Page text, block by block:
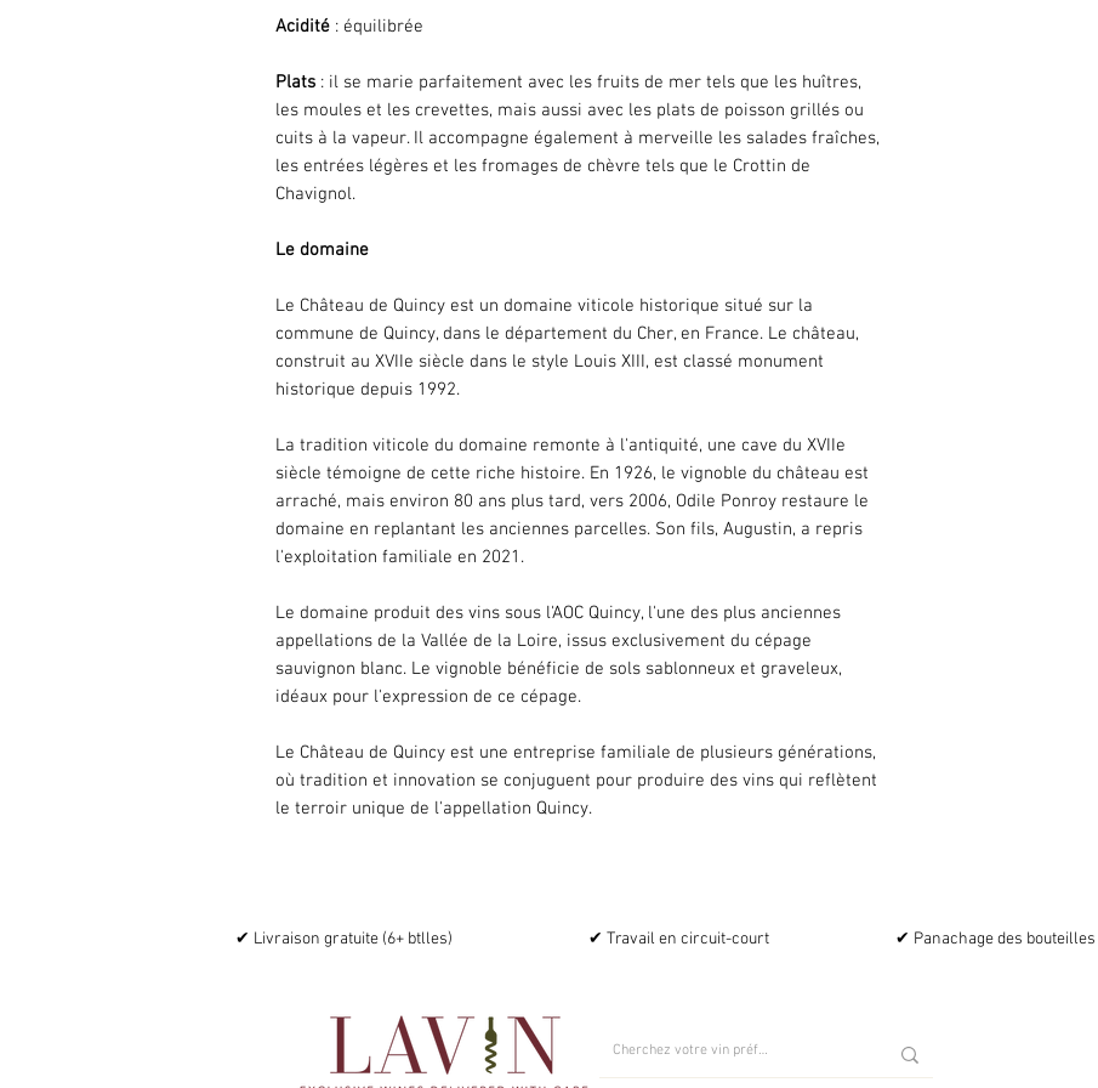
Acidité : équilibrée
Plats : il se marie parfaitement avec les fruits de mer tels que les huîtres,
les moules et les crevettes, mais aussi avec les plats de poisson grillés ou
cuits à la vapeur. Il accompagne également à merveille les salades fraîches,
les entrées légères et les fromages de chèvre tels que le Crottin de
Chavignol.
Le domaine
Le Château de Quincy est un domaine viticole historique situé sur la
commune de Quincy, dans le département du Cher, en France. Le château,
construit au XVIIe siècle dans le style Louis XIII, est classé monument
historique depuis 1992.
La tradition viticole du domaine remonte à l'antiquité, une cave du XVIIe
siècle témoigne de cette riche histoire. En 1926, le vignoble du château est
arraché, mais environ 80 ans plus tard, vers 2006, Odile Ponroy restaure le
domaine en replantant les anciennes parcelles. Son fils, Augustin, a repris
l'exploitation familiale en 2021.
Le domaine produit des vins sous l'AOC Quincy, l'une des plus anciennes
appellations de la Vallée de la Loire, issus exclusivement du cépage
sauvignon blanc. Le vignoble bénéficie de sols sablonneux et graveleux,
idéaux pour l'expression de ce cépage.
Le Château de Quincy est une entreprise familiale de plusieurs générations,
où tradition et innovation se conjuguent pour produire des vins qui reflètent
le terroir unique de l'appellation Quincy.
✔ Livraison gratuite (6+ btlles) ✔ Travail en circuit-court ✔ Panachage des bouteilles